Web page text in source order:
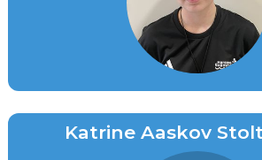
Katrine Aaskov